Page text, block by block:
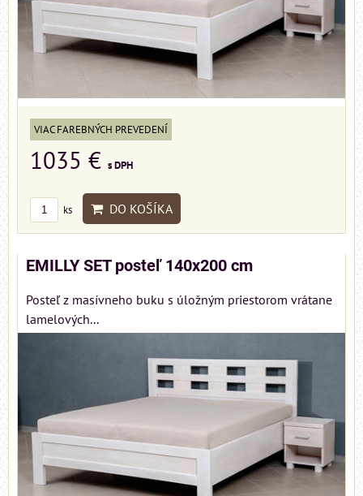
VIAC FAREBNÝCH PREVEDENÍ
1035 € s DPH
ks DO KOŠÍKA
EMILLY SET posteľ 140x200 cm
Posteľ z masívneho buku s úložným priestorom vrátane
lamelových...